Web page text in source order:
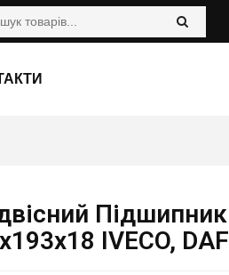
Підшипник
IVECO, DAF